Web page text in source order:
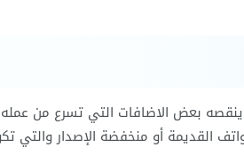
ينقصه بعض الاضافات التي تسرع من
القديمة أو منخفضة الإصدار والتي